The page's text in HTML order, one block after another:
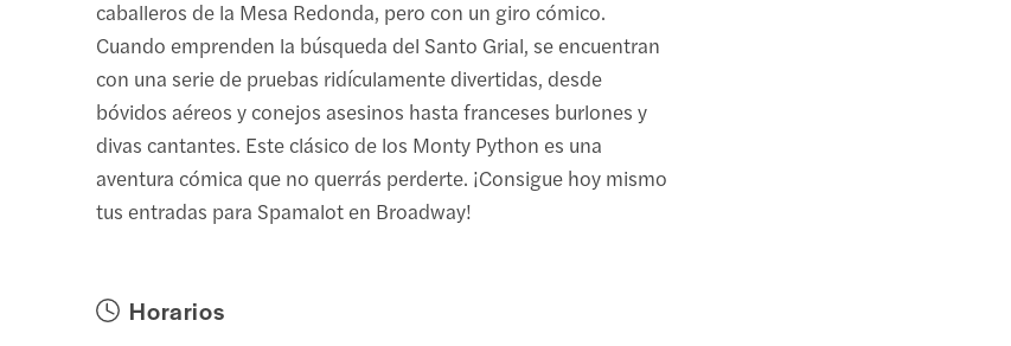
caballeros de la Mesa Redonda, pero con un giro cómico.
Cuando emprenden la búsqueda del Santo Grial, se encuentran
con una serie de pruebas ridículamente divertidas, desde
bóvidos aéreos y conejos asesinos hasta franceses burlones y
divas cantantes. Este clásico de los Monty Python es una
aventura cómica que no querrás perderte. ¡Consigue hoy mismo
tus entradas para Spamalot en Broadway!
Horarios